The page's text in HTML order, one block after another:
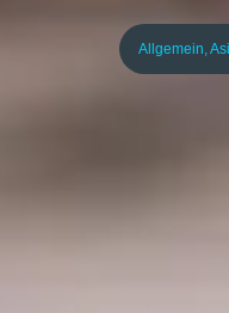
Allgemein,